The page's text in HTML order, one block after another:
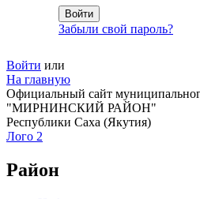
Забыли свой пароль?
Войти или
На главную
Официальный сайт
"МИРНИНСКИЙ РАЙОН"
Республики Саха (Якутия)
Лого 2
Район